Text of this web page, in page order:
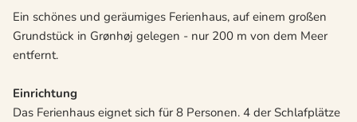
Ein schönes und geräumiges Ferienhaus, auf einem großen
Grundstück in Grønhøj gelegen - nur 200 m von dem Meer
entfernt.
Einrichtung
Das Ferienhaus eignet sich für 8 Personen. 4 der Schlafplätze